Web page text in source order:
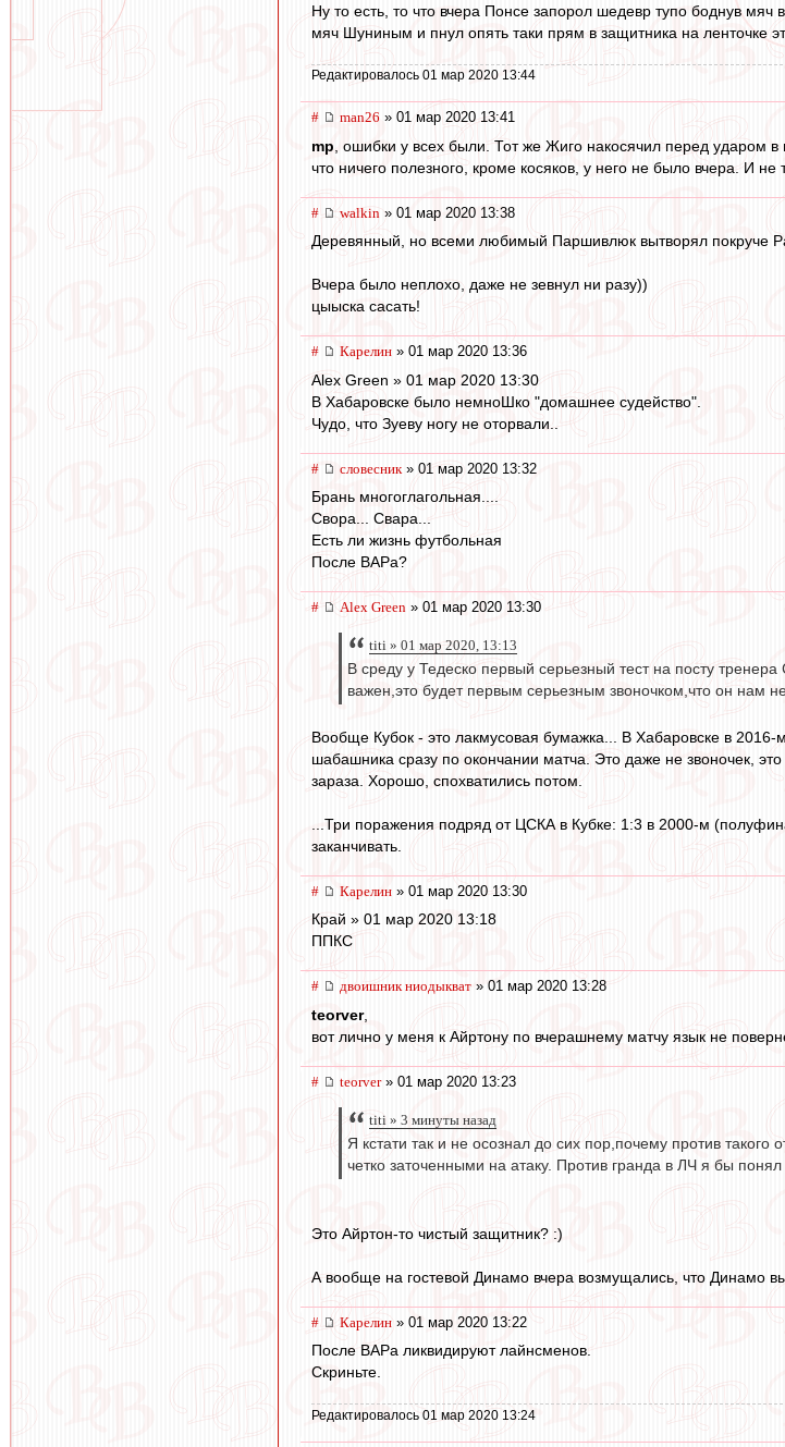
Ну то есть, то что вчера Понсе запорол шедевр тупо боднув
мяч Шуниным и пнул опять таки прям в защитника на ленточке
Редактировалось 01 мар 2020 13:44
# man26 » 01 мар 2020 13:41
mp , ошибки у всех были. Тот же Жиго накосячил перед ударом
что ничего полезного, кроме косяков, у него не было вчера. И
# walkin » 01 мар 2020 13:38
Деревянный, но всеми любимый Паршивлюк вытворял покруче
Вчера было неплохо, даже не зевнул ни разу))
цыыска сасать!
# Карелин » 01 мар 2020 13:36
Alex Green » 01 мар 2020 13:30
В Хабаровске было немноШко "домашнее судейство".
Чудо, что Зуеву ногу не оторвали..
# словесник » 01 мар 2020 13:32
Брань многоглагольная....
Свора... Свара...
Есть ли жизнь футбольная
После ВАРа?
# Alex Green » 01 мар 2020 13:30
titi » 01 мар 2020, 13:13
В среду у Тедеско первый серьезный тест на посту
важен,это будет первым серьезным звоночком,что он нам не
Вообще Кубок - это лакмусовая бумажка... В Хабаровске в
шабашника сразу по окончании матча. Это даже не звоночек,
зараза. Хорошо, спохватились потом.
...Три поражения подряд от ЦСКА в Кубке: 1:3 в 2000-м
заканчивать.
# Карелин » 01 мар 2020 13:30
Край » 01 мар 2020 13:18
ППКС
# двоишник ниодыкват » 01 мар 2020 13:28
teorver,
вот лично у меня к Айртону по вчерашнему матчу язык не
# teorver» 01 мар 2020 13:23
titi » 3 минуты назад
Я кстати так и не осознал до сих пор,почему против
четко заточенными на атаку. Против гранда в ЛЧ я бы
Это Айртон-то чистый защитник? :)
А вообще на гостевой Динамо вчера возмущались, что Динамо
# Карелин » 01 мар 2020 13:22
После ВАРа ликвидируют лайнсменов.
Скриньте.
Редактировалось 01 мар 2020 13:24